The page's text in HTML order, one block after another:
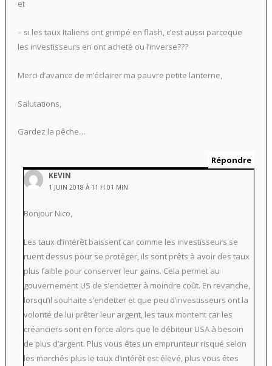
et
– si les taux Italiens ont grimpé en flash, c’est aussi parceque
les investisseurs en ont acheté ou l’inverse???
Merci d’avance de m’éclairer ma pauvre petite lanterne,
Salutations,
Gardez la pêche…
Répondre
KEVIN
1 JUIN 2018 À 11 H 01 MIN
Bonjour Nico,
Les taux d’intérêt baissent car comme les investisseurs se
ruent dessus pour se protéger, ils sont prêts à avoir des taux
plus faible pour conserver leur gains. Cela permet au
gouvernement US de s’endetter à moindre coût. En revanche,
lorsqu’il souhaite s’endetter et que peu d’investisseurs ont la
volonté de lui prêter leur argent, les taux montent car les
créanciers sont en force alors que le débiteur USA à besoin
de plus d’argent. Plus vous êtes un emprunteur risqué selon
les marchés plus le taux d’intérêt est élevé, plus vous êtes